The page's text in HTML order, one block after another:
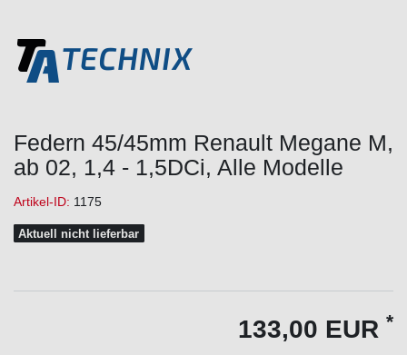
Federn 45/45mm Renault Megane M,
ab 02, 1,4 - 1,5DCi, Alle Modelle
Artikel-ID: 1175
Aktuell nicht lieferbar
133,00 EUR *